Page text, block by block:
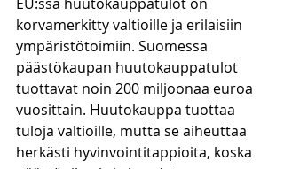
korvamerkitty valtioille ja erilaisiin
ympäristötoimiin. Suomessa
päästökaupan huutokauppatulot
tuottavat noin 200 miljoonaa euroa
vuosittain. Huutokauppa tuottaa
tuloja valtioille, mutta se aiheuttaa
herkästi hyvinvointitappioita, koska